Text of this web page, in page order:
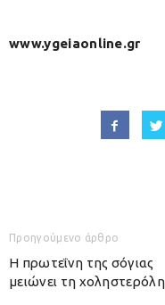
www.ygeiaonline.gr
Προηγούμενο άρθρο
Η πρωτεΐνη της σόγιας
μειώνει τη χοληστερόλη